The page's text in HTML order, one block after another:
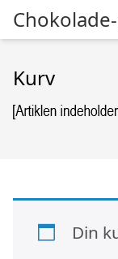
Kurv
Din